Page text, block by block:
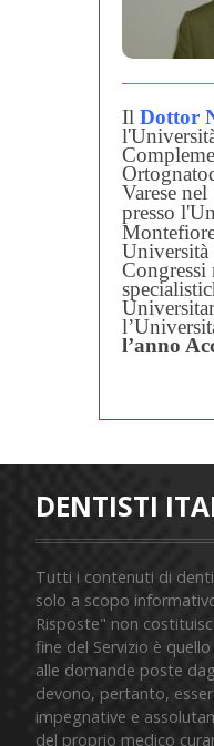
Il Dottor
Varese
presso
Università
Congressi
l’anno
Estetica,
DENTISTI
Tutti i contenuti di
solo a scopo
Risposte" non
fine del Servizio è
alle domande poste
devono, pertanto,
impegnative e
del proprio medico